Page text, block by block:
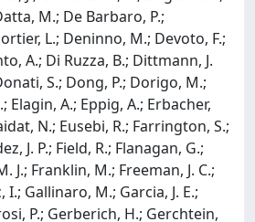
M.; De Barbaro, P.;
L.; Deninno, M.; Devoto, F.;
A.; Di Ruzza, B.; Dittmann, J.
S.; Dong, P.; Dorigo, M.;
Elagin, A.; Eppig, A.; Erbacher,
N.; Eusebi, R.; Farrington, S.;
J. P.; Field, R.; Flanagan, G.;
J.; Franklin, M.; Freeman, J. C.;
I.; Gallinaro, M.; Garcia, J. E.;
P.; Gerberich, H.; Gerchtein,